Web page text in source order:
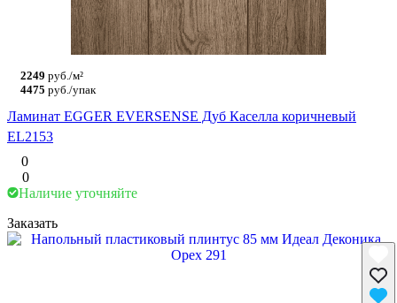
2249 руб./м²
4475 руб./упак
Ламинат EGGER EVERSENSE Дуб Каселла коричневый
EL2153
0
0
Наличие уточняйте
Заказать